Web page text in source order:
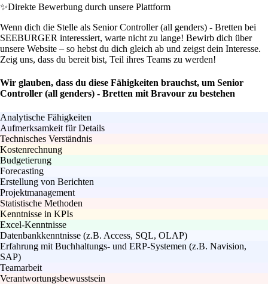
✨Direkte Bewerbung durch unsere Plattform
Wenn dich die Stelle als Senior Controller (all genders) - Bretten bei
SEEBURGER interessiert, warte nicht zu lange! Bewirb dich über
unsere Website – so hebst du dich gleich ab und zeigst dein Interesse.
Zeig uns, dass du bereit bist, Teil ihres Teams zu werden!
Wir glauben, dass du diese Fähigkeiten brauchst, um Senior
Controller (all genders) - Bretten mit Bravour zu bestehen
Analytische Fähigkeiten
Aufmerksamkeit für Details
Technisches Verständnis
Kostenrechnung
Budgetierung
Forecasting
Erstellung von Berichten
Projektmanagement
Statistische Methoden
Kenntnisse in KPIs
Excel-Kenntnisse
Datenbankkenntnisse (z.B. Access, SQL, OLAP)
Erfahrung mit Buchhaltungs- und ERP-Systemen (z.B. Navision,
SAP)
Teamarbeit
Verantwortungsbewusstsein